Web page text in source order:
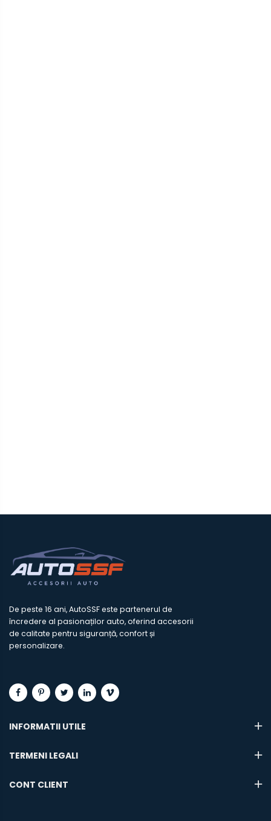
De peste 16 ani, AutoSSF este partenerul de
încredere al pasionaților auto, oferind accesorii
de calitate pentru siguranță, confort și
personalizare.
INFORMATII UTILE
TERMENI LEGALI
CONT CLIENT